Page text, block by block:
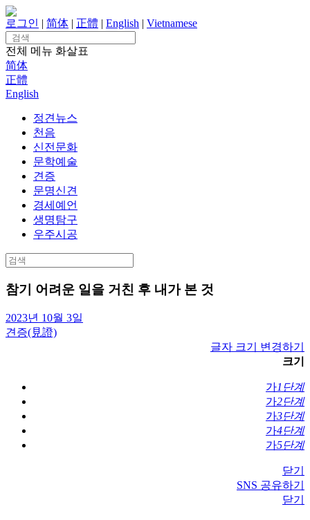
Skip
to
content
로그인 | 简体 | 正體 | English | Vietnamese
Search
for:
전체 메뉴 화살표
简体
正體
English
정견뉴스
천음
신전문화
문학예술
견증
문명신견
경세예언
생명탐구
우주시공
Search
for:
참기 어려운 일을 거친 후 내가 본 것
2023년 10월 3일
견증(見證)
글자 크기 변경하기
크기
가1단계
가2단계
가3단계
가4단계
가5단계
닫기
SNS 공유하기
닫기